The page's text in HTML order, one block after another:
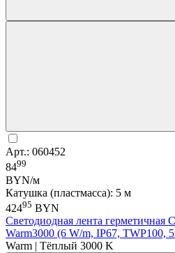
Арт.: 060452
8499
BYN/м
Катушка (пластмасса): 5 м
42495 BYN
Светодиодная лента герметичная
Warm3000 (6 W/m, IP67, TWP100,
Warm | Тёплый 3000 K